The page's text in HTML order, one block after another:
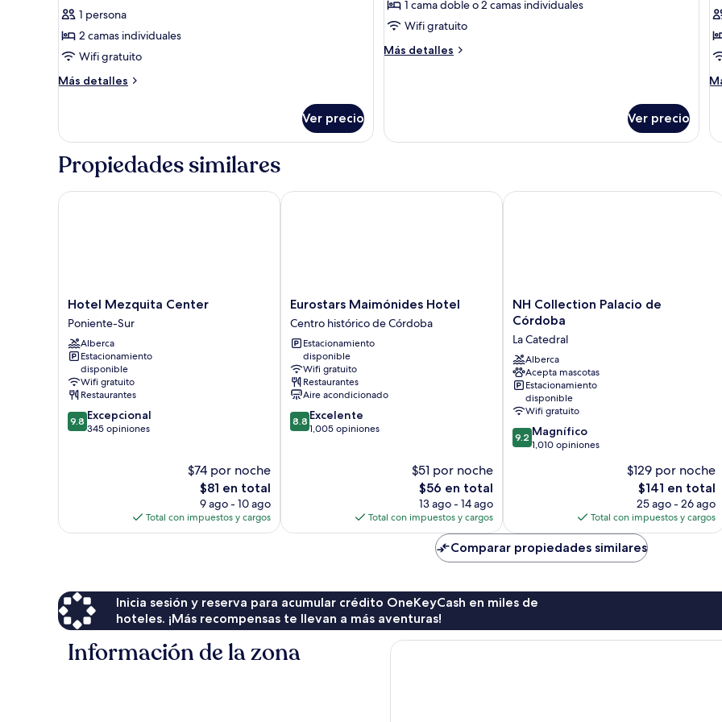
de
Habitación
doble
de
uso
1 persona
2 camas individuales
Wifi gratuito
Más detalles
Más
doble
uso
individual
Ver precio
de
Junior
Suite
(2
1 cama doble o 2 camas individuales
Wifi gratuito
Más detalles
Más
adults)
Ver precio
(2
2
Propiedades similares
Hotel
Mezquita
Center
Poniente-
Sur
Hotel Mezquita Center
Poniente-Sur
Alberca
Estacionamiento
disponible
Wifi gratuito
Restaurantes
9.8
de
9.8 Excepcional
345 opiniones
$74 por noche
El
precio
actual
es
$81 en total
9 ago - 10 ago
Total con impuestos y cargos
Hotel Mezquita Center
Eurostars
Maimónides
Hotel
Centro
histórico
de
Córdoba
Eurostars Maimónides Hotel
Centro histórico de Córdoba
Estacionamiento
disponible
Wifi gratuito
Restaurantes
Aire acondicionado
8.8
de
8.8 Excelente
1,005 opiniones
$51 por noche
El
precio
actual
es
$56 en total
13 ago - 14 ago
Total con impuestos y cargos
Eurostars Maimónides Hotel
NH
Collection
de
Córdoba
La
Catedral
NH Collection Palacio de
Córdoba
La Catedral
Alberca
Acepta mascotas
Estacionamiento
disponible
Wifi gratuito
9.2
de
9.2 Magnífico
1,010 opiniones
$129 por noche
El
precio
actual
es
de
$141
$141 en total
25 ago - 26 ago
Total con impuestos y cargos
NH Collection Palacio de Córdoba
Comparar propiedades similares
Inicia sesión y reserva para acumular crédito OneKeyCash en miles de
hoteles. ¡Más recompensas te llevan a más aventuras!
Información de la zona